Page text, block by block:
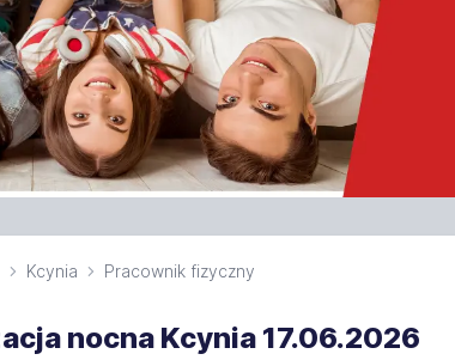
Kcynia Pracownik fizyczny
nocna Kcynia 17.06.2026​